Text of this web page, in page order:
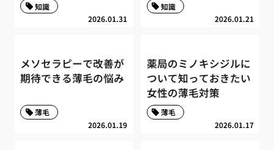
2026.01.31
知識
2026.01.21
知識
メソセラピーで改善が
期待できる薄毛の悩み
2026.01.19
薄毛
薬局のミノキシジルに
ついて知っておきたい
女性の薄毛対策
2026.01.17
薄毛